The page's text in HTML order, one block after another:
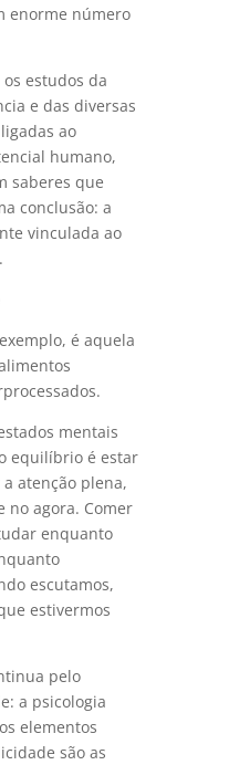
enorme número
estudos da
e das diversas
ao
humano,
saberes que
conclusão: a
vinculada ao
é aquela
mentais
equilíbrio é estar
atenção plena,
no agora. Comer
enquanto
escutamos,
estivermos
pelo
a psicologia
elementos
são as